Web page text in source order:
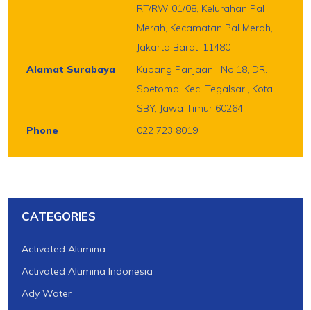
RT/RW 01/08, Kelurahan Pal
Merah, Kecamatan Pal Merah,
Jakarta Barat, 11480
Alamat Surabaya
Kupang Panjaan I No.18, DR.
Soetomo, Kec. Tegalsari, Kota
SBY, Jawa Timur 60264
Phone
022 723 8019
CATEGORIES
Activated Alumina
Activated Alumina Indonesia
Ady Water